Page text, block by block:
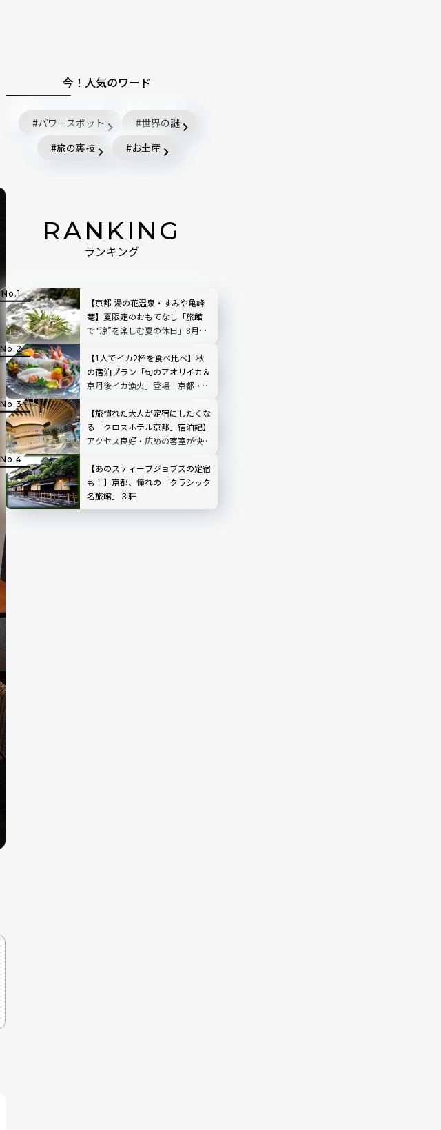
今！人気のワード
パワースポット
世界の謎
旅の裏技
お土産
RANKING
ランキング
【京都 湯の花温泉・すみや亀峰
菴】夏限定のおもてなし「旅館
で“涼”を楽しむ夏の休日」8月末
【1人でイカ2杯を食べ比べ】秋
の宿泊プラン「旬のアオリイカ＆
京丹後イカ漁火」登場｜京都・夕
【旅慣れた大人が定宿にしたくな
る「クロスホテル京都」宿泊記】
アクセス良好・広めの客室が快適
【あのスティーブジョブズの定宿
も！】京都、憧れの「クラシック
名旅館」３軒